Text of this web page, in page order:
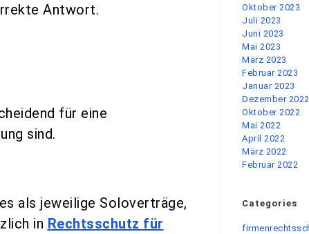
Antwort.
für eine
sind.
als jeweilige Soloverträge,
in Rechtsschutz für
Oktober 2023
Juli 2023
Juni 2023
Mai 2023
März 2023
Februar 2023
Januar 2023
Dezember 2022
Oktober 2022
Mai 2022
April 2022
März 2022
Februar 2022
Categories